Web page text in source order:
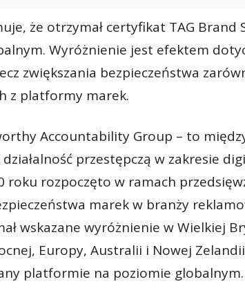
że otrzymał certyfikat TAG Brand
Wyróżnienie jest efektem
zwiększania bezpieczeństwa
z platformy marek.
Accountability Group – to
przestępczą w zakresie
roku rozpoczęto w ramach
marek w branży
wskazane wyróżnienie w Wielkiej
Europy, Australii i Nowej
platformie na poziomie globalnym.